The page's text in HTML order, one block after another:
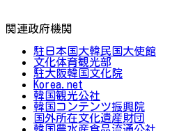
関連政府機関
駐日本国大韓民国大使館
文化体育観光部
駐大阪韓国文化院
Korea.net
韓国観光公社
韓国コンテンツ振興院
国外所在文化遺産財団